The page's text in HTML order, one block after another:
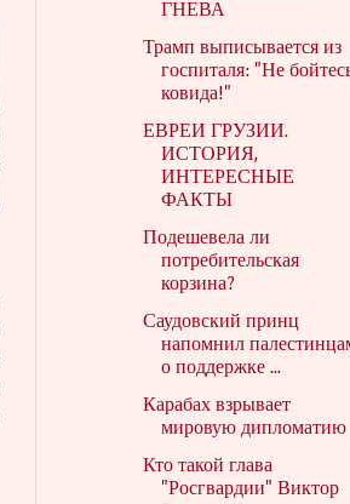
ГНЕВА
Трамп выписывается из
госпиталя: "Не
ковида!"
ЕВРЕИ ГРУЗИИ.
ИСТОРИЯ,
ИНТЕРЕСНЫЕ
ФАКТЫ
Подешевела ли
потребительская
корзина?
Саудовский принц
напомнил
о поддержке ...
Карабах взрывает
мировую дипломатию
Кто такой глава
"Росгвардии" Виктор